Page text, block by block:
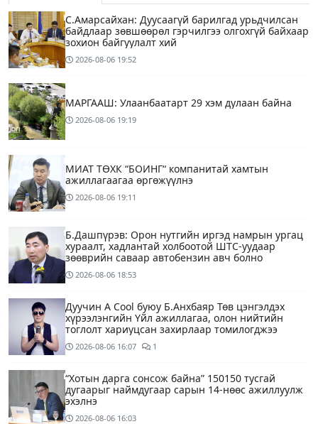
С.Амарсайхан: Дуусаагүй барилгад урьдчилсан
байдлаар зөвшөөрөл гэрчилгээ олгохгүй байхаар
зохион байгуулалт хий
2026-08-06 19:52
МАРГААШ: Улаанбаатарт 29 хэм дулаан байна
2026-08-06 19:19
МИАТ ТӨХК “БОИНГ“ компанитай хамтын
ажиллагаагаа өргөжүүлнэ
2026-08-06 19:11
Б.Дашпүрэв: Орон нутгийн иргэд намрын ургац
хураалт, хадлантай холбоотой ШТС-уудаар
зөөврийн саваар автобензин авч болно
2026-08-06 18:53
Дуучин A Cool буюу Б.Анхбаяр Төв цэнгэлдэх
хүрээлэнгийн Үйл ажиллагаа, олон нийтийн
тоглолт хариуцсан захирлаар томилогджээ
2026-08-06 16:07 1
“Хотын дарга сонсож байна” 150150 тусгай
дугаарыг наймдугаар сарын 14-нөөс ажиллуулж
эхэлнэ
2026-08-06 16:03